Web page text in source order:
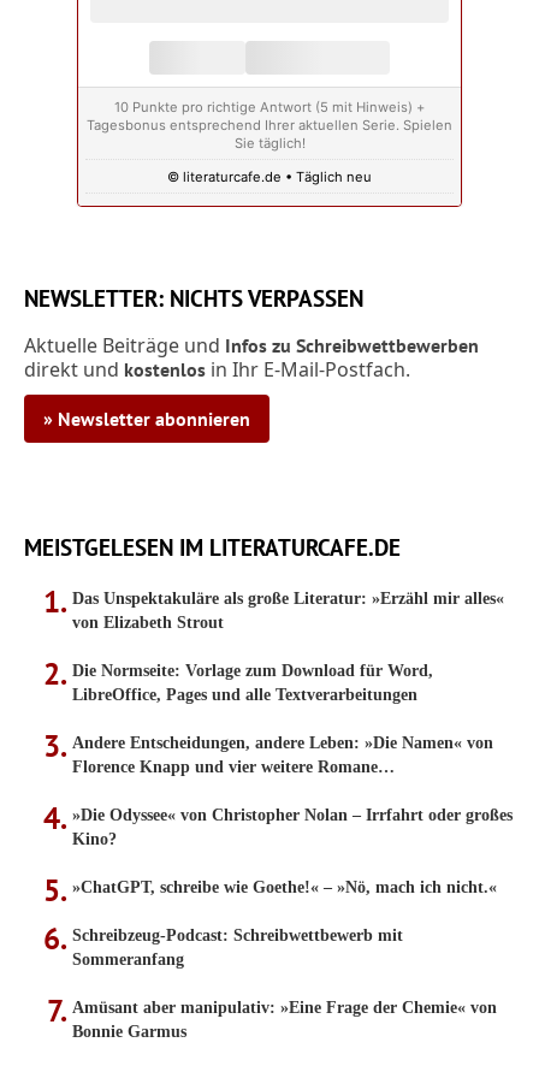
10 Punkte pro richtige Antwort (5 mit Hinweis) +
Tagesbonus entsprechend Ihrer aktuellen Serie. Spielen
Sie täglich!
© literaturcafe.de • Täglich neu
NEWSLETTER: NICHTS VERPASSEN
Aktuelle Beiträge und Infos zu Schreibwettbewerben
direkt und kostenlos in Ihr E-Mail-Postfach.
» Newsletter abonnieren
MEISTGELESEN IM LITERATURCAFE.DE
Das Unspektakuläre als große Literatur: »Erzähl mir alles«
von Elizabeth Strout
Die Normseite: Vorlage zum Download für Word,
LibreOffice, Pages und alle Textverarbeitungen
Andere Entscheidungen, andere Leben: »Die Namen« von
Florence Knapp und vier weitere Romane…
»Die Odyssee« von Christopher Nolan – Irrfahrt oder großes
Kino?
»ChatGPT, schreibe wie Goethe!« – »Nö, mach ich nicht.«
Schreibzeug-Podcast: Schreibwettbewerb mit
Sommeranfang
Amüsant aber manipulativ: »Eine Frage der Chemie« von
Bonnie Garmus